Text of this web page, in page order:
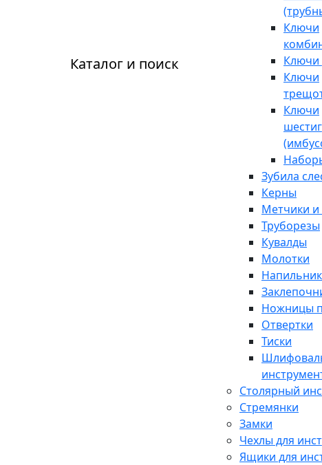
Каталог и поиск
Ключи
Ключи
Ключи
Ключи
Зубила
Керны
Метчики
Труборезы
Кувалды
Молотки
Ножницы
Отвертки
Тиски
Столярный
Стремянки
Замки
Чехлы для
Ящики для